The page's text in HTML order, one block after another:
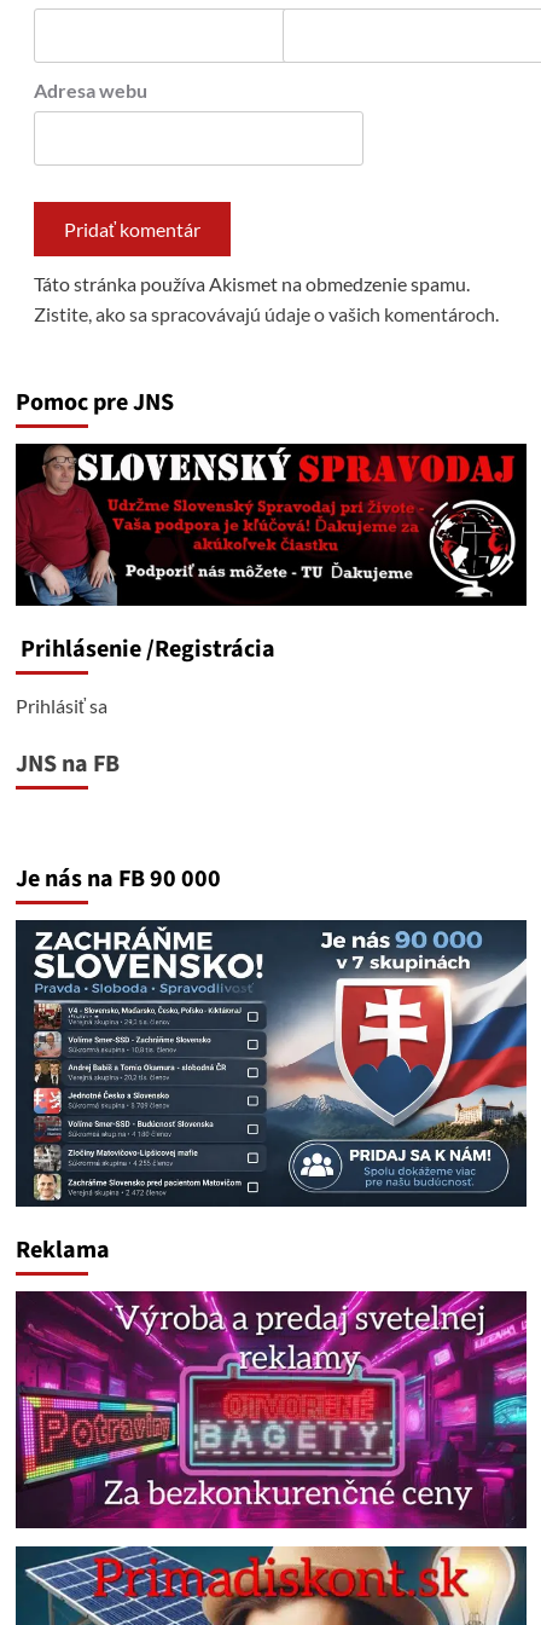
Adresa webu
Táto stránka používa Akismet na obmedzenie spamu.
Zistite, ako sa spracovávajú údaje o vašich komentároch.
Pomoc pre JNS
Prihlásenie/Registrácia
Prihlásiť sa
JNS na FB
Je nás na FB 90 000
Reklama